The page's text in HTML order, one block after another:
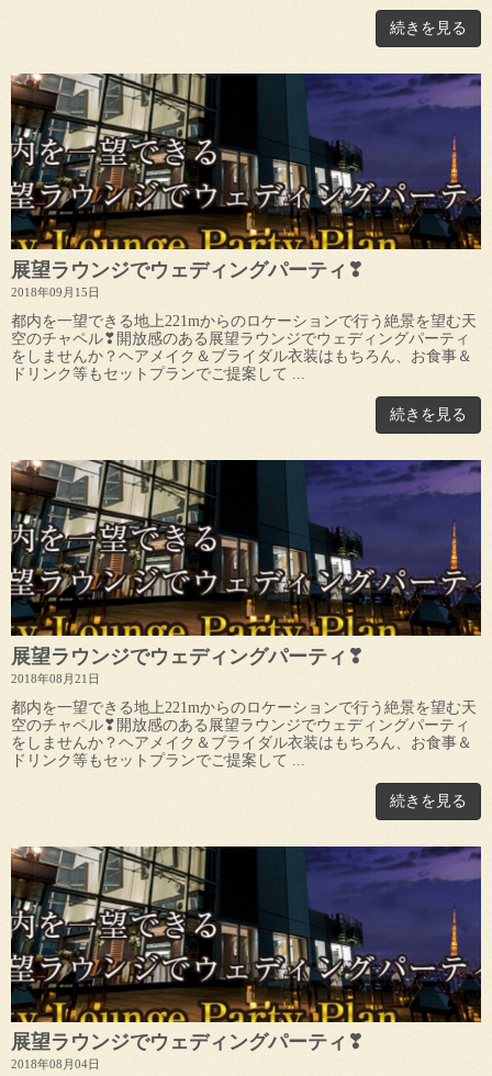
続きを見る
展望ラウンジでウェディングパーティ❣
2018年09月15日
都内を一望できる地上221mからのロケーションで行う絶景を望む天
空のチャペル❣開放感のある展望ラウンジでウェディングパーティ
をしませんか？ヘアメイク＆ブライダル衣装はもちろん、お食事＆
ドリンク等もセットプランでご提案して ...
続きを見る
展望ラウンジでウェディングパーティ❣
2018年08月21日
都内を一望できる地上221mからのロケーションで行う絶景を望む天
空のチャペル❣開放感のある展望ラウンジでウェディングパーティ
をしませんか？ヘアメイク＆ブライダル衣装はもちろん、お食事＆
ドリンク等もセットプランでご提案して ...
続きを見る
展望ラウンジでウェディングパーティ❣
2018年08月04日